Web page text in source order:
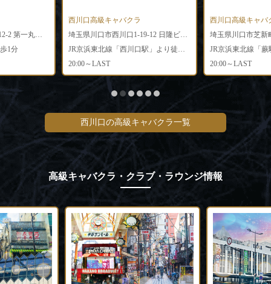
埼玉県川口市西川口1-12-2 第一丸和ビル2階
1分
西川口高級キャバクラ
埼玉県川口市西川口1-19-12 日隆ビル3F
20:00～LAST
西川口高級キャバ
埼玉県川口市芝新
JR京浜東北線「
20:00～LAST
西川口の高級キャバクラ一覧
高級キャバクラ・クラブ・ラウンジ情報